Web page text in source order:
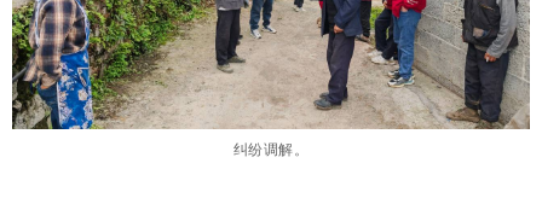
纠纷调解。